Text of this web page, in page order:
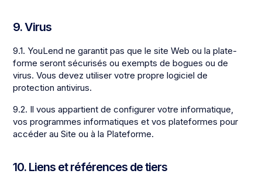
9. Virus
9.1. YouLend ne garantit pas que le site Web ou la plate-
forme seront sécurisés ou exempts de bogues ou de
virus. Vous devez utiliser votre propre logiciel de
protection antivirus.
9.2. Il vous appartient de configurer votre informatique,
vos programmes informatiques et vos plateformes pour
accéder au Site ou à la Plateforme.
10. Liens et références de tiers